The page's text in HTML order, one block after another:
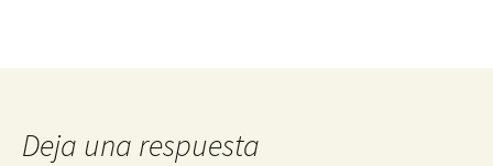
Deja una respuesta